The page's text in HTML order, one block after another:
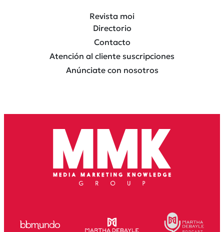
Revista moi
Directorio
Contacto
Atención al cliente suscripciones
Anúnciate con nosotros